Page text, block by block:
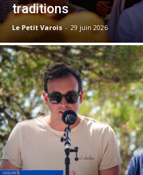
traditions
Le Petit Varois - 29 juin 2026